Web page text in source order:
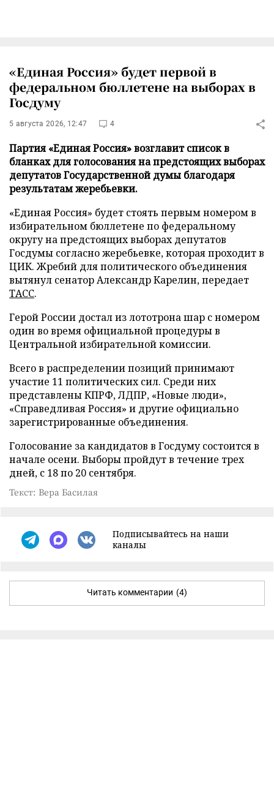
«Единая Россия» будет первой в
федеральном бюллетене на выборах в
Госдуму
5 августа 2026, 12:47 4
Партия «Единая Россия» возглавит список в
бланках для голосования на предстоящих выборах
депутатов Государственной думы благодаря
результатам жеребьевки.
«Единая Россия» будет стоять первым номером в
избирательном бюллетене по федеральному
округу на предстоящих выборах депутатов
Госдумы согласно жеребьевке, которая проходит в
ЦИК. Жребий для политического объединения
вытянул сенатор Александр Карелин, передает
ТАСС.
Герой России достал из лототрона шар с номером
один во время официальной процедуры в
Центральной избирательной комиссии.
Всего в распределении позиций принимают
участие 11 политических сил. Среди них
представлены КПРФ, ЛДПР, «Новые люди»,
«Справедливая Россия» и другие официально
зарегистрированные объединения.
Голосование за кандидатов в Госдуму состоится в
начале осени. Выборы пройдут в течение трех
дней, с 18 по 20 сентября.
Текст: Вера Басилая
Подписывайтесь на наши
каналы
Читать комментарии (4)